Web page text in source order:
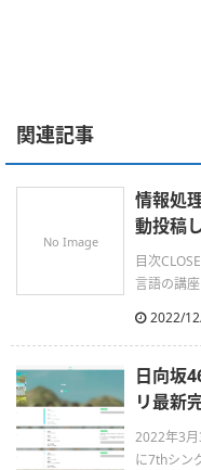
関連記事
No Image
情報処
動投稿
目次
言語の講
2022/
日向坂
リ最新
2022年3
に7thシン